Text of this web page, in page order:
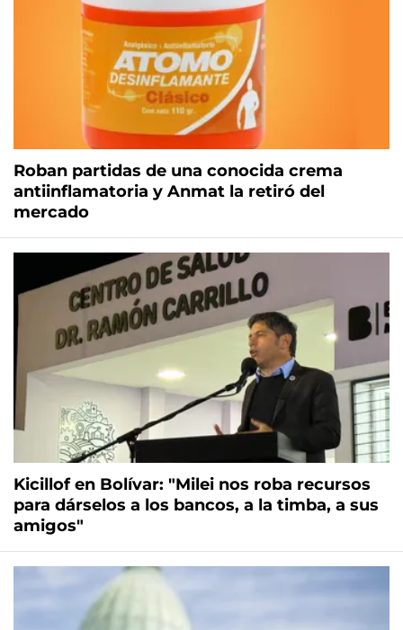
Roban partidas de una conocida crema
antiinflamatoria y Anmat la retiró del
mercado
Kicillof en Bolívar: "Milei nos roba recursos
para dárselos a los bancos, a la timba, a sus
amigos"